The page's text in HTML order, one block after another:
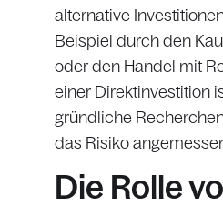
alternative
Beispiel durch den
oder den Handel mit
einer Direktinvestition
gründliche
das Risiko
Die Rolle